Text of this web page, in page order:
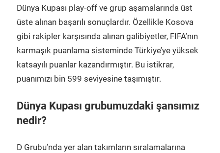
Dünya Kupası play-off ve grup aşamalarında üst
üste alınan başarılı sonuçlardır. Özellikle Kosova
gibi rakipler karşısında alınan galibiyetler, FIFA’nın
karmaşık puanlama sisteminde Türkiye’ye yüksek
katsayılı puanlar kazandırmıştır. Bu istikrar,
puanımızı bin 599 seviyesine taşımıştır.
Dünya Kupası grubumuzdaki şansımız
nedir?
D Grubu’nda yer alan takımların sıralamalarına